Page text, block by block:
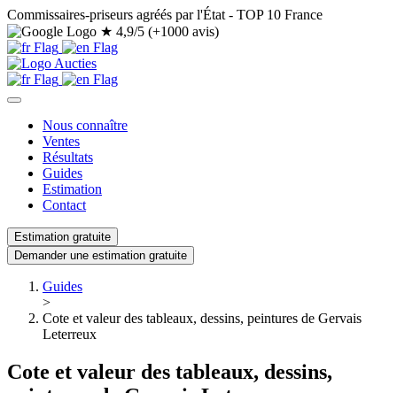
Commissaires-priseurs agréés par l'État - TOP 10 France
★ 4,9/5 (+1000 avis)
Nous connaître
Ventes
Résultats
Guides
Estimation
Contact
Estimation gratuite
Demander une estimation gratuite
Guides
>
Cote et valeur des tableaux, dessins, peintures de Gervais
Leterreux
Cote et valeur des tableaux, dessins,